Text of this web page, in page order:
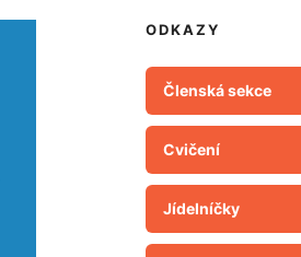
ODKAZY
Členská sekce
Cvičení
Jídelníčky